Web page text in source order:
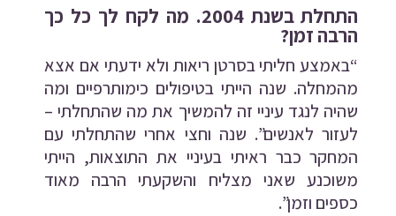
התחלת בשנת 2004. מה לקח לך כל כך
הרבה זמן?
“באמצע חליתי בסרטן ריאות ולא ידעתי אם אצא
מהמחלה. שנה הייתי בטיפולים כימותרפיים ומה
שהיה לנגד עיניי זה להמשיך את מה שהתחלתי –
לעזור לאנשים”. שנה וחצי אחרי שהתחלתי עם
המחקר כבר ראיתי בעיניי את התוצאות, הייתי
משוכנע שאני מצליח והשקעתי הרבה מאוד
כספים וזמן”.